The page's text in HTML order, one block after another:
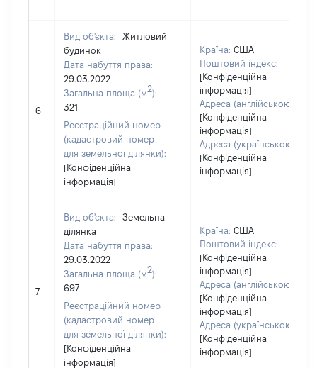
6
Вид об'єкта:
Житловий
будинок
Дата набуття права:
29.03.2022
Загальна площа (м2):
321
Реєстраційний номер
(кадастровий номер
для земельної ділянки):
[Конфіденційна
інформація]
Країна: США
Поштовий індекс:
[Конфіденційна
інформація]
Адреса (англійською):
[Конфіденційна
інформація]
Адреса (українською):
[Конфіденційна
інформація]
7
Вид об'єкта:
Земельна
ділянка
Дата набуття права:
29.03.2022
Загальна площа (м2):
697
Реєстраційний номер
(кадастровий номер
для земельної ділянки):
[Конфіденційна
інформація]
Країна: США
Поштовий індекс:
[Конфіденційна
інформація]
Адреса (англійською):
[Конфіденційна
інформація]
Адреса (українською):
[Конфіденційна
інформація]